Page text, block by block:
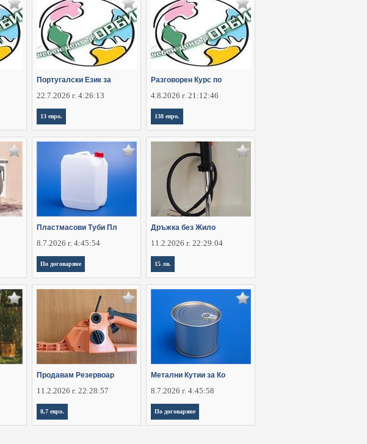
Португалски Език за
22.7.2026 г. 4:26:13
13 евро.
Разговорен Курс по
4.8.2026 г. 21:12:46
138 евро.
Пластмасови Туби Пл
8.7.2026 г. 4:45:54
По договаряне
Дръжка без Жило
11.2.2026 г. 22:29:04
15 лв.
Продавам Резервоар
11.2.2026 г. 22:28:57
8,7 евро.
Метални Кутии за Ко
8.7.2026 г. 4:45:58
По договаряне